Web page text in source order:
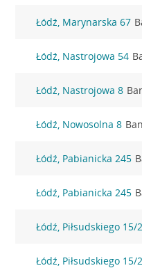
Łódź, Marynarska 67
Łódź, Nastrojowa 54
Łódź, Nastrojowa 8
Łódź, Nowosolna 8
Łódź, Pabianicka 245
Łódź, Pabianicka 245
Łódź, Piłsudskiego 15/
Łódź, Piłsudskiego 15/